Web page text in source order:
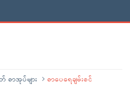
စာအုပ်များ စာပေရေချမ်းစင်